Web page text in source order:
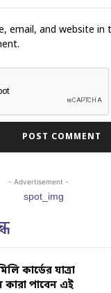
email, and website
- Advertisement -
কার্ডের যাত্রা
পাবেন এই